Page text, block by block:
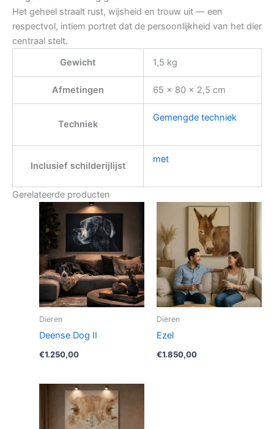
Het geheel straalt rust, wijsheid en trouw uit — een
respectvol, intiem portret dat de persoonlijkheid van het dier
centraal stelt.
Gewicht
1,5 kg
Afmetingen 65 × 80 × 2,5 cm
Techniek
Gemengde techniek
Inclusief schilderijlijst
met
Gerelateerde producten
Dieren
Deense Dog II
€1.250,00
Dieren
Ezel
€1.850,00